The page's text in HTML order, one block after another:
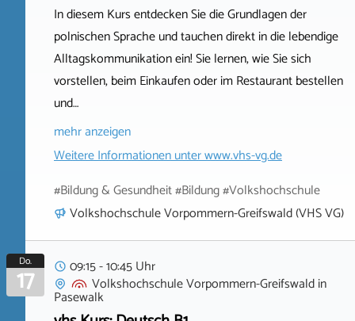
In diesem Kurs entdecken Sie die Grundlagen der
polnischen Sprache und tauchen direkt in die lebendige
Alltagskommunikation ein! Sie lernen, wie Sie sich
vorstellen, beim Einkaufen oder im Restaurant bestellen
und…
mehr anzeigen
Weitere Informationen unterwww.vhs-vg.de
#Bildung & Gesundheit #Bildung #Volkshochschule
Volkshochschule Vorpommern-Greifswald (VHS VG)
Do.
17
09:15 - 10:45 Uhr
Volkshochschule Vorpommern-Greifswaldin
Pasewalk